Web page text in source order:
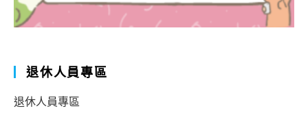
退休人員專區
退休人員專區